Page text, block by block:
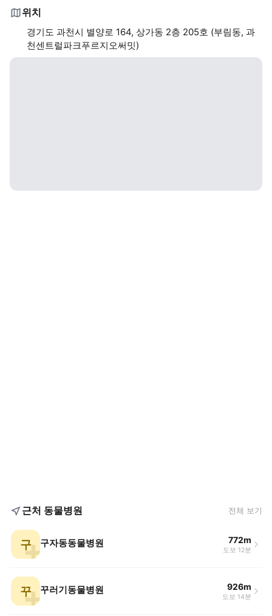
위치
경기도 과천시 별양로 164, 상가동 2층 205호 (부림동, 과
천센트럴파크푸르지오써밋)
근처 동물병원 전체 보기
구 구자동동물병원 772m
도보 12분
꾸 꾸러기동물병원 926m
도보 14분